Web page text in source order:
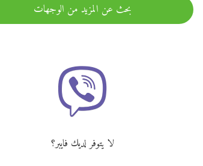
بحث عن المزيد من الوجهات
لا يتوفر لديك فايبر؟